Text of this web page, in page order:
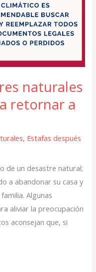
naturales
retornar a
, Estafas después
de un desastre natural;
a abandonar su casa y
Algunas
aliviar la preocupación
aconsejan que, si